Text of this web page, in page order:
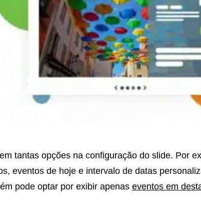
tantas opções na configuração do slide. Por
eventos de hoje e intervalo de datas
pode optar por exibir apenas eventos em